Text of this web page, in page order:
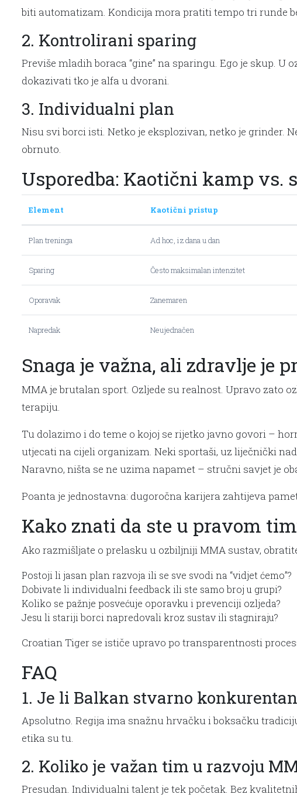
biti automatizam. Kondicija mora pratiti tempo tri runde
2. Kontrolirani sparing
Previše mladih boraca “gine” na sparingu. Ego je skup.
dokazivati tko je alfa u dvorani.
3. Individualni plan
Nisu svi borci isti. Netko je eksplozivan, netko je grinder.
obrnuto.
Usporedba: Kaotični kamp
Element Kaotični pristup
Plan treninga Ad hoc, iz dana u dan
Sparing Često maksimalan intenzitet
Oporavak Zanemaren
Napredak Neujednačen
Snaga je važna, ali zdravlje je
MMA je brutalan sport. Ozljede su realnost. Upravo zato
terapiju.
Tu dolazimo i do teme o kojoj se rijetko javno govori –
utjecati na cijeli organizam. Neki sportaši, uz liječnički
Naravno, ništa se ne uzima napamet – stručni savjet je
Poanta je jednostavna: dugoročna karijera zahtijeva
Kako znati da ste u pravom
Ako razmišljate o prelasku u ozbiljniji MMA sustav,
Postoji li jasan plan razvoja ili se sve svodi na “vidjet ćemo”?
Dobivate li individualni feedback ili ste samo broj u grupi?
Koliko se pažnje posvećuje oporavku i prevenciji ozljeda?
Jesu li stariji borci napredovali kroz sustav ili stagniraju?
Croatian Tiger se ističe upravo po transparentnosti
FAQ
1. Je li Balkan stvarno
Apsolutno. Regija ima snažnu hrvačku i boksačku
etika su tu.
2. Koliko je važan tim u razvoju
Presudan. Individualni talent je tek početak. Bez